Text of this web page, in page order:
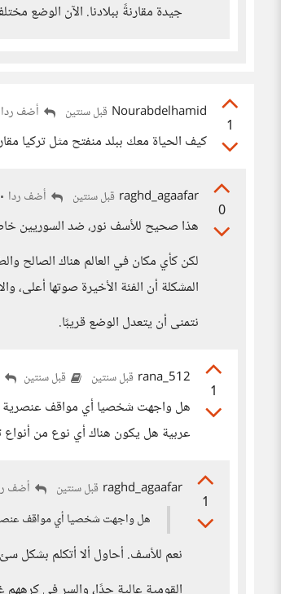
جيدة مقارنةً ببلادنا. الآن الوضع
1
Nourabdelhamid قبل سنتين أضف ردا
كيف الحياة معك ببلد منفتح مثل تركيا
0
raghd_agaafar قبل سنتين أضف ردا
هذا صحيح للأسف نور، ضد السوريين
لكن كأي مكان في العالم هناك الصالح
المشكلة أن الفئة الأخيرة صوتها أعلى،
نتمنى أن يتعدل الوضع قريبًا.
1
rana_512 قبل سنتين قبل سنتين
هل واجهت شخصيا أي مواقف عنصرية
عربية هل يكون هناك أي نوع من أنواع
1
raghd_agaafar قبل سنتين
أضف
هل واجهت شخصيا أي مواقف
نعم للأسف. أحاول ألا أتكلم بشكل